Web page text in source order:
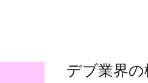
デブ業界